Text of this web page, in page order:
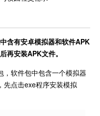
含有安卓模拟器和软件APK
再安装APK文件。
软件包中包含一个模拟器
先点击exe程序安装模拟